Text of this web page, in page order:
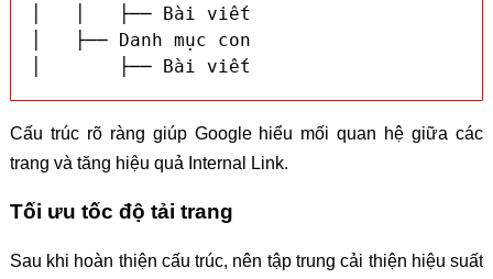
│   │   ├── Bài viết
│   ├── Danh mục con
Cấu trúc rõ ràng giúp Google hiểu mối quan hệ giữa các
trang và tăng hiệu quả Internal Link.
Tối ưu tốc độ tải trang
Sau khi hoàn thiện cấu trúc, nên tập trung cải thiện hiệu suất